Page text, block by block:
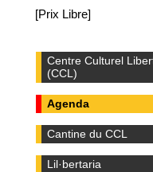
[Prix Libre]
Centre Culturel
(CCL)
Agenda
Cantine du CCL
Lil·bertaria